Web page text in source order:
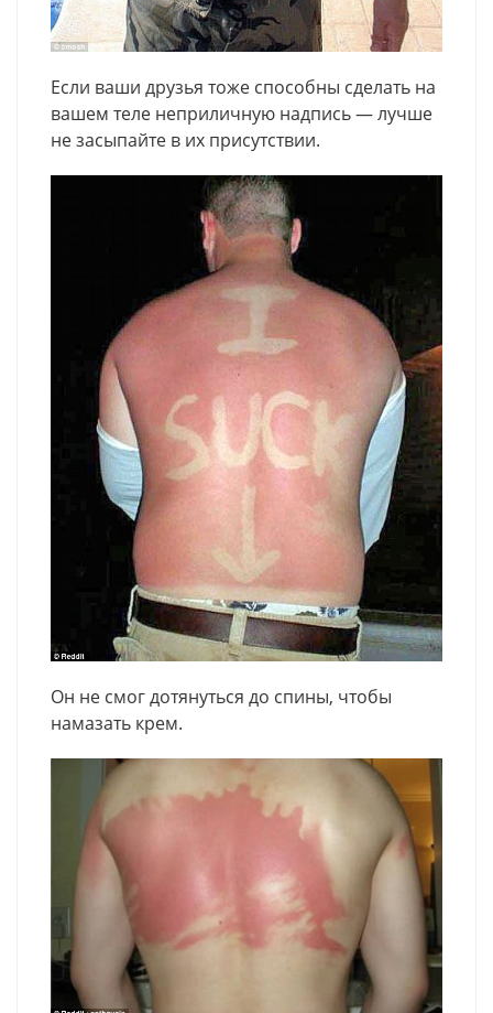
Если ваши друзья тоже способны сделать на
вашем теле неприличную надпись — лучше
не засыпайте в их присутствии.
Он не смог дотянуться до спины, чтобы
намазать крем.